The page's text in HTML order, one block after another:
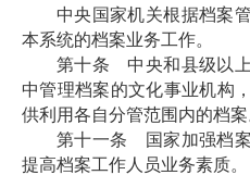
中央国家机关根据档案
本系统的档案业务工作。
第十条 中央和县级以
中管理档案的文化事业机构
供利用各自分管范围内的档案
第十一条 国家加强档案
提高档案工作人员业务素质。